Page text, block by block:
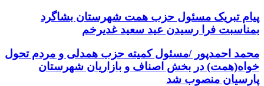
پیام تبریک مسئول حزب همت شهرستان بشاگرد
بمناسبت فرا رسیدن عید سعید غدیرخم
محمد احمدپور /مسئول کمیته حزب همدلی و مردم تحول
خواه(همت) در بخش اصناف و بازاریان شهرستان
پارسیان منصوب شد